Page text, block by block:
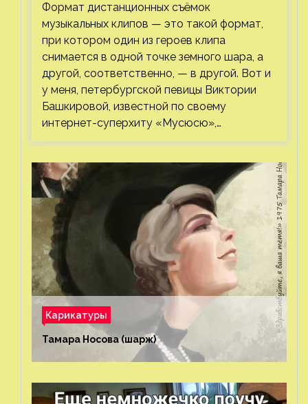
Формат дистанционных съёмок
музыкальных клипов — это такой формат,
при котором один из героев клипа
снимается в одной точке земного шара, а
другой, соответственно, — в другой. Вот и
у меня, петербургской певицы Виктории
Башкировой, известной по своему
интернет-суперхиту «Мусюсю»,…
Карикатуры
Тамара Носова (шарж)⁠⁠